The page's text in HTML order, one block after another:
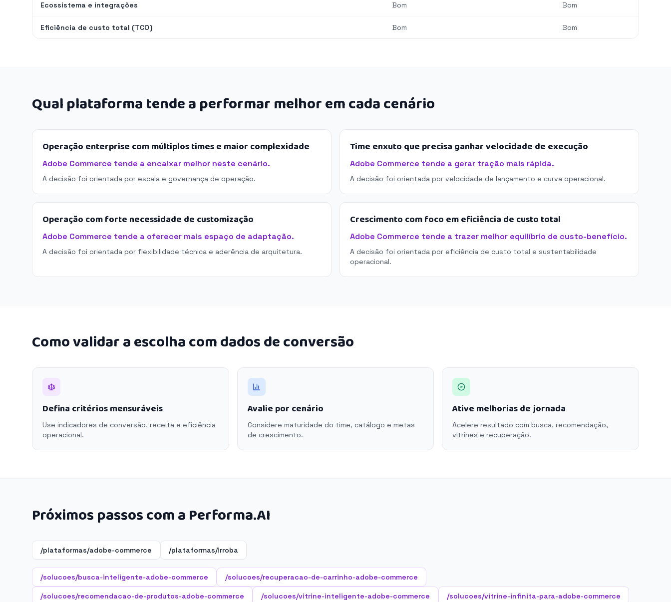
Ecossistema e integrações Bom Bom
Eficiência de custo total (TCO) Bom Bom
Qual plataforma tende a performar melhor em cada cenário
Operação enterprise com múltiplos times e maior complexidade
Adobe Commerce tende a encaixar melhor neste cenário.
A decisão foi orientada por escala e governança de operação.
Time enxuto que precisa ganhar velocidade de execução
Adobe Commerce tende a gerar tração mais rápida.
A decisão foi orientada por velocidade de lançamento e curva operacional.
Operação com forte necessidade de customização
Adobe Commerce tende a oferecer mais espaço de adaptação.
A decisão foi orientada por flexibilidade técnica e aderência de arquitetura.
Crescimento com foco em eficiência de custo total
Adobe Commerce tende a trazer melhor equilíbrio de custo-benefício.
A decisão foi orientada por eficiência de custo total e sustentabilidade
operacional.
Como validar a escolha com dados de conversão
Defina critérios mensuráveis
Use indicadores de conversão, receita e eficiência
operacional.
Avalie por cenário
Considere maturidade do time, catálogo e metas
de crescimento.
Ative melhorias de jornada
Acelere resultado com busca, recomendação,
vitrines e recuperação.
Próximos passos com a Performa.AI
/plataformas/adobe-commerce /plataformas/irroba
/solucoes/busca-inteligente-adobe-commerce /solucoes/recuperacao-de-carrinho-adobe-commerce
/solucoes/recomendacao-de-produtos-adobe-commerce /solucoes/vitrine-inteligente-adobe-commerce /solucoes/vitrine-infinita-para-adobe-commerce